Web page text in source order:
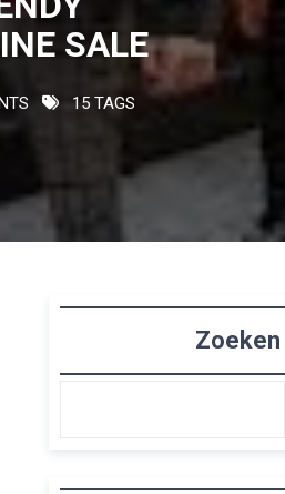
SALE
15 TAGS
Zoeken